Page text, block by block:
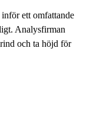
ett omfattande
Analysfirman
och ta höjd för